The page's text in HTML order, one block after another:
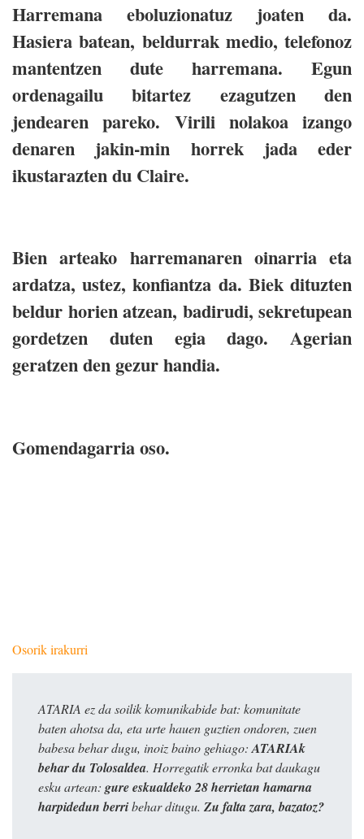
Harremana eboluzionatuz joaten da.
Hasiera batean, beldurrak medio, telefonoz
mantentzen dute harremana. Egun
ordenagailu bitartez ezagutzen den
jendearen pareko. Virili nolakoa izango
denaren jakin-min horrek jada eder
ikustarazten du Claire.
Bien arteako harremanaren oinarria eta
ardatza, ustez, konfiantza da. Biek dituzten
beldur horien atzean, badirudi, sekretupean
gordetzen duten egia dago. Agerian
geratzen den gezur handia.
Gomendagarria oso.
Osorik irakurri
ATARIA ez da soilik komunikabide bat: komunitate
baten ahotsa da, eta urte hauen guztien ondoren, zuen
babesa behar dugu, inoiz baino gehiago:ATARIAk
behar du Tolosaldea. Horregatik erronka bat daukagu
esku artean: gure eskualdeko 28 herrietan hamarna
harpidedun berribehar ditugu. Zu falta zara, bazatoz?